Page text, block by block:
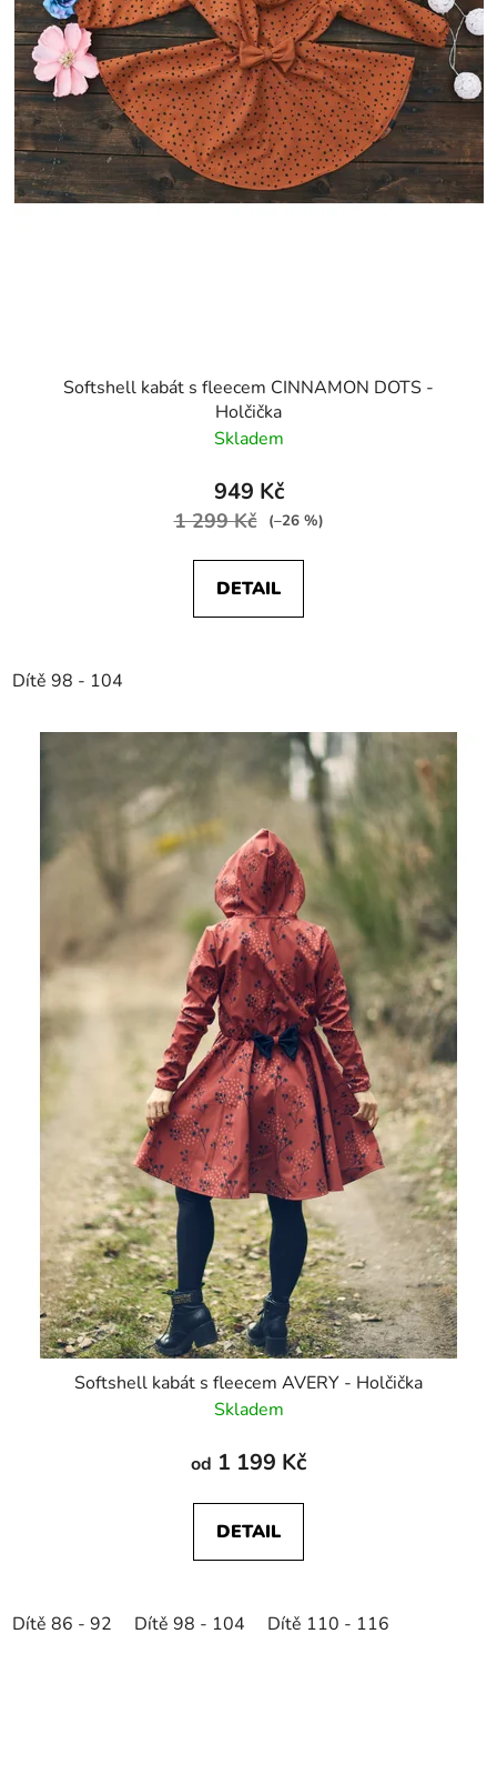
Softshell kabát s fleecem CINNAMON DOTS -
Holčička
Skladem
949 Kč
1 299 Kč (–26 %)
DETAIL
Dítě 98 - 104
Softshell kabát s fleecem AVERY - Holčička
Skladem
od 1 199 Kč
DETAIL
Dítě 86 - 92 Dítě 98 - 104 Dítě 110 - 116